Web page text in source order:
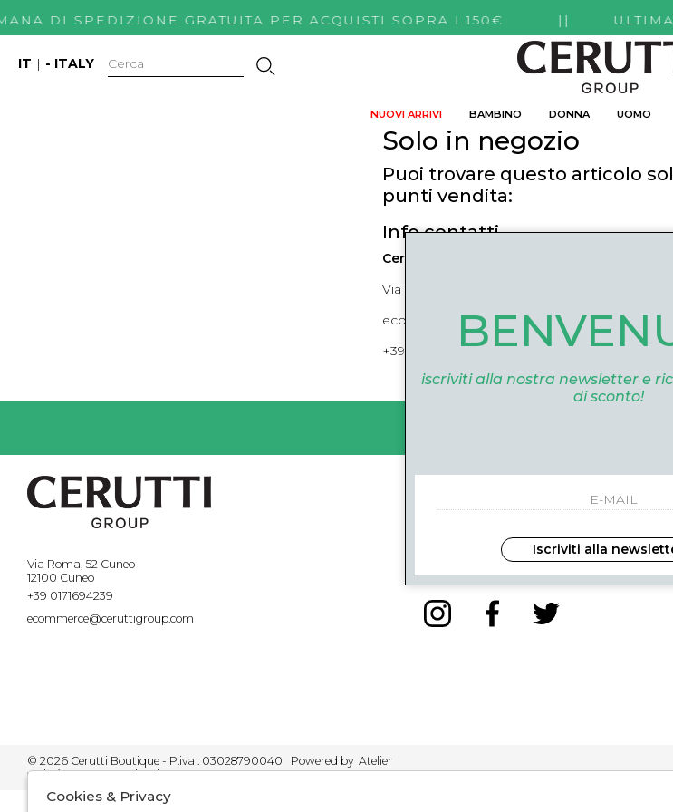
DI SPEDIZIONE GRATUITA PER ACQUISTI SOPRA I 150€ ||
IT | - ITALY
NUOVI ARRIVI BAMBINO DONNA UOMO
Solo in negozio
Puoi trovare questo articolo
punti vendita:
Info contatti
Cerutti Boutique
Via Roma, 52 Cuneo 12100 Cuneo
ecommerce@ceruttigroup.com
+39 0171694239
Via Roma, 52 Cuneo
12100 Cuneo
+39 0171694239
ecommerce@ceruttigroup.com
ho letto ed accettato le condizioni sulla privacy.
© 2026 Cerutti Boutique - P.iva : 03028790040 Powered by Atelier
societàgruppo Zucchetti
iscriviti alla nostra newsletter e
di sconto!
Iscriviti alla
Cookies & Privacy